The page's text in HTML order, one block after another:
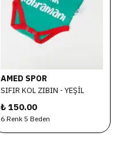
AMED SPOR
SIFIR KOL ZIBIN - YEŞİL
₺ 150.00
6 Renk 5 Beden